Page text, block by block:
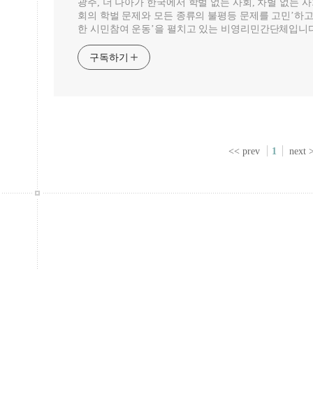
광주, 더 나아가 한국에서 학벌 없는 사회, 차별 없는
회의 학벌 문제와 모든 종류의 불평등 문제를 고민’하
한 시민참여 운동’을 펼치고 있는 비영리민간단체입니
구독하기
<< prev 1 next